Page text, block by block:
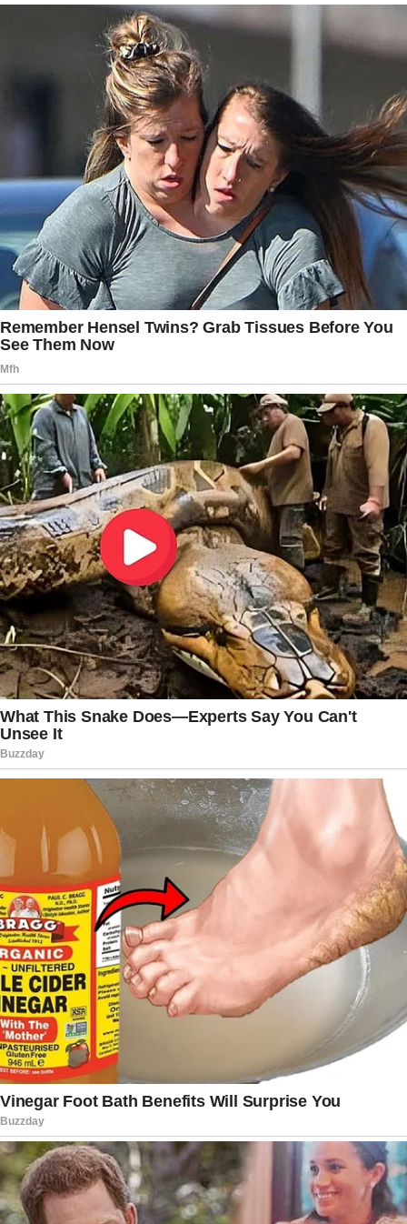
recordes e superação. Essa história ressoa
fortemente no Brasil, país que também cultiva o
sonho do sucesso no futebol.
O “beijinho” enviado por Ronaldo simboliza,
portanto, muito mais que uma simples cortesia.
Representa o respeito mútuo entre duas nações
apaixonadas pelo esporte e o reconhecimento
de que o futebol, acima de rivalidades, une
pessoas. Enquanto a Copa do Mundo segue com
seus dramas e emoções, momentos como esse
lembram o lado humano dos ídolos e a
importância de laços que ultrapassam fronteiras.
Torcedores brasileiros, independentemente de
suas preferências clubísticas ou seleção,
certamente receberão com carinho essa
demonstração de afeto. Ronaldo, mais uma vez,
mostra que é possível ser competitivo em campo
e amigável fora dele. Seu recado reforça o que
muitos já sabiam: o Brasil ocupa um lugar
especial em seu coração.